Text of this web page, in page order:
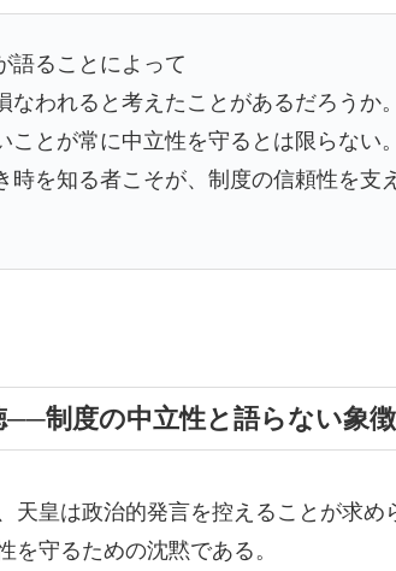
語ることによって
なわれると考えたことがあるだろうか。
ことが常に中立性を守るとは限らない。
時を知る者こそが、制度の信頼性を支
──制度の中立性と語らない象徴
天皇は政治的発言を控えることが求め
を守るための沈黙である。